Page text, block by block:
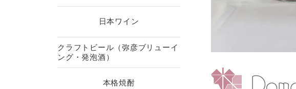
日本ワイン
クラフトビール（弥彦ブリューイ
ング・発泡酒）
本格焼酎